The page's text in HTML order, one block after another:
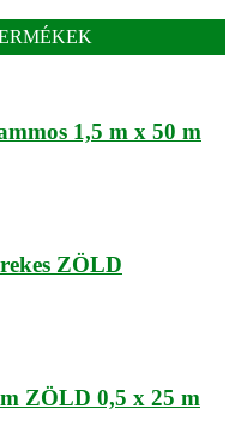
1,5 m x 50 m
ZÖLD
ZÖLD 0,5 x 25 m